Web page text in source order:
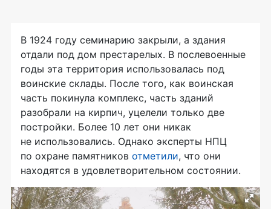
В 1924 году семинарию закрыли, а здания
отдали под дом престарелых. В послевоенные
годы эта территория использовалась под
воинские склады. После того, как воинская
часть покинула комплекс, часть зданий
разобрали на кирпич, уцелели только две
постройки. Более 10 лет они никак
не использовались. Однако эксперты НПЦ
по охране памятников отметили, что они
находятся в удовлетворительном состоянии.